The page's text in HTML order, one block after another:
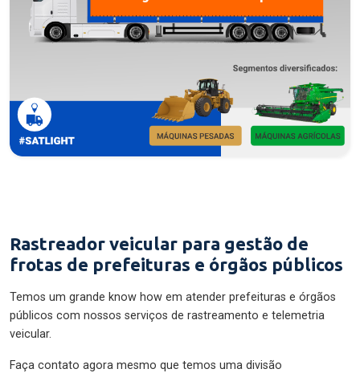
Rastreador veicular para gestão de
frotas de prefeituras e órgãos públicos
Temos um grande know how em atender prefeituras e órgãos
públicos com nossos serviços de rastreamento e telemetria
veicular.
Faça contato agora mesmo que temos uma divisão